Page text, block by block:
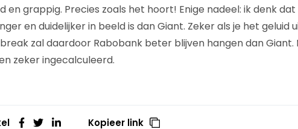
en grappig. Precies zoals het hoort! Enige nadeel: ik denk
en duidelijker in beeld is dan Giant. Zeker als je het geluid
zal daardoor Rabobank beter blijven hangen dan Giant.
zeker ingecalculeerd.
Kopieer link